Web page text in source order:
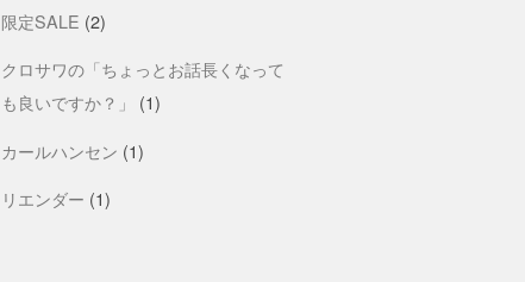
限定SALE (2)
クロサワの「ちょっとお話長くなって
も良いですか？」
(1)
カールハンセン (1)
リエンダー (1)